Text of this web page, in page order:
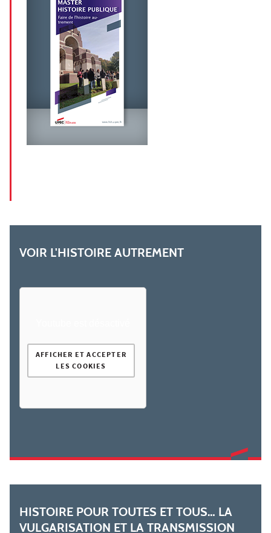
VOIR L'HISTOIRE AUTREMENT
AFFICHER ET ACCEPTER
LES COOKIES
HISTOIRE POUR TOUTES ET TOUS… LA
VULGARISATION ET LA TRANSMISSION